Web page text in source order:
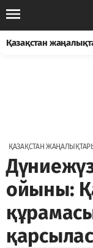
Қазақстан
ҚАЗАҚСТАН
ойыны: